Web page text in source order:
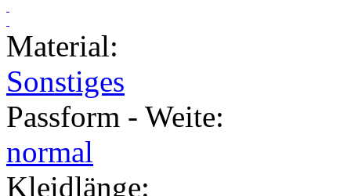
Material:
Sonstiges
Passform - Weite:
normal
Kleidlänge: